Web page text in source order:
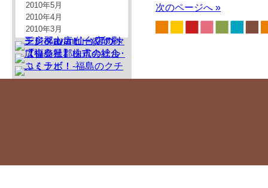
2010年5月
2010年4月
2010年3月
次のページへ »